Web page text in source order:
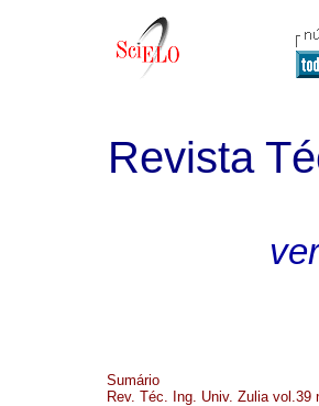
Revista
Sumário
Rev. Téc. Ing. Univ. Zulia vol.39